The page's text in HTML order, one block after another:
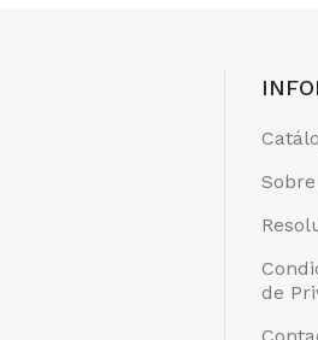
de